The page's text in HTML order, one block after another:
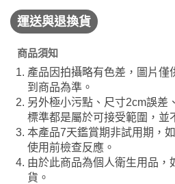
運送與退換貨
商品須知
產品因拍攝略有色差，圖片僅
到商品為準。
另外極小污點、尺寸2cm誤差
標準都是屬於可接受範圍，並
本產品7天鑑賞期非試用期，
使用前檢查反應。
由於此商品為個人衛生用品，
貨。